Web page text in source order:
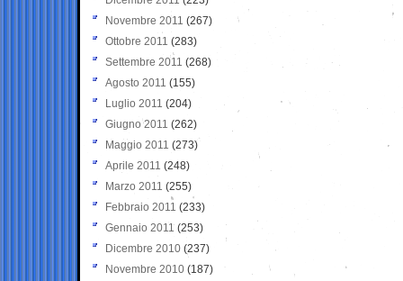
Novembre 2011 (267)
Ottobre 2011 (283)
Settembre 2011 (268)
Agosto 2011 (155)
Luglio 2011 (204)
Giugno 2011 (262)
Maggio 2011 (273)
Aprile 2011 (248)
Marzo 2011 (255)
Febbraio 2011 (233)
Gennaio 2011 (253)
Dicembre 2010 (237)
Novembre 2010 (187)